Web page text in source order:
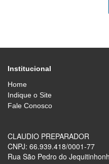
Institucional
Home
Indique o Site
Fale Conosco
CLAUDIO PREPARADOR
CNPJ: 66.939.418/0001-77
Rua São Pedro do